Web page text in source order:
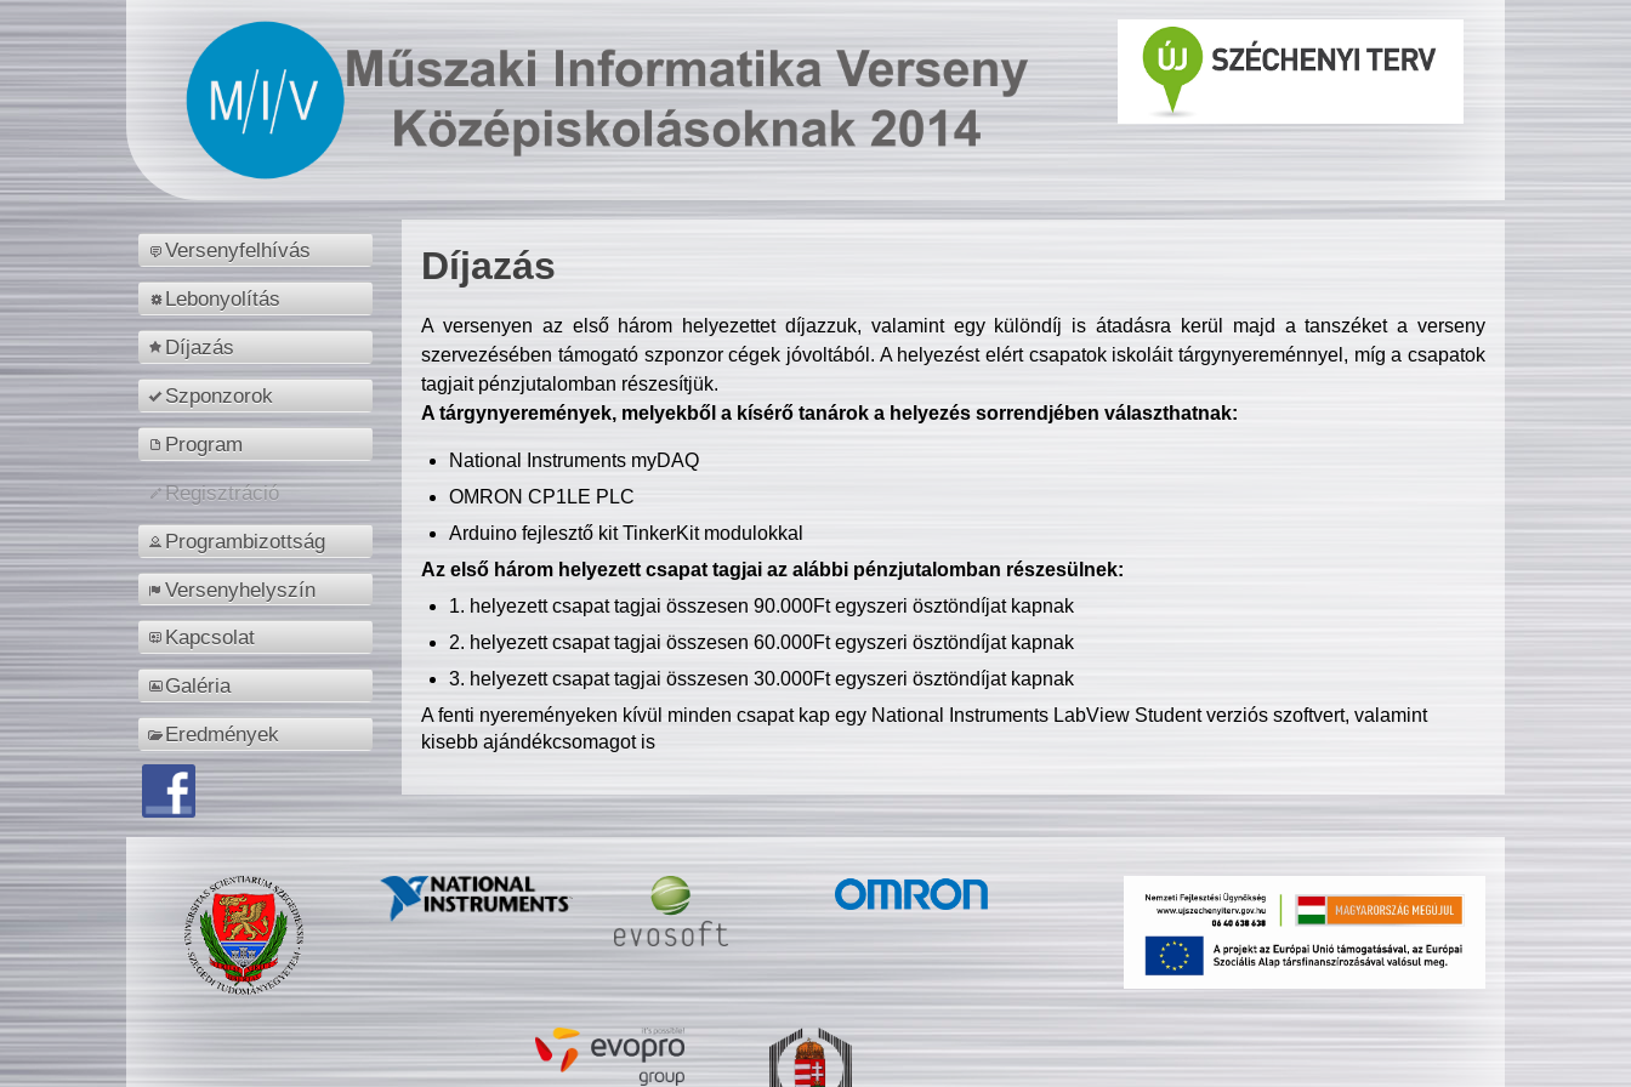
Versenyfelhívás
Lebonyolítás
Díjazás
Szponzorok
Program
Regisztráció
Programbizottság
Versenyhelyszín
Kapcsolat
Galéria
Eredmények
Díjazás
A versenyen az első három helyezettet díjazzuk, valamint egy különdíj is átadásra kerül majd a tanszéket a verseny
szervezésében támogató szponzor cégek jóvoltából. A helyezést elért csapatok iskoláit tárgynyereménnyel, míg a csapatok
tagjait pénzjutalomban részesítjük.
A tárgynyeremények, melyekből a kísérő tanárok a helyezés sorrendjében választhatnak:
National Instruments myDAQ
OMRON CP1LE PLC
Arduino fejlesztő kit TinkerKit modulokkal
Az első három helyezett csapat tagjai az alábbi pénzjutalomban részesülnek:
1. helyezett csapat tagjai összesen 90.000Ft egyszeri ösztöndíjat kapnak
2. helyezett csapat tagjai összesen 60.000Ft egyszeri ösztöndíjat kapnak
3. helyezett csapat tagjai összesen 30.000Ft egyszeri ösztöndíjat kapnak
A fenti nyereményeken kívül minden csapat kap egy National Instruments LabView Student verziós szoftvert, valamint
kisebb ajándékcsomagot is